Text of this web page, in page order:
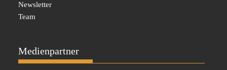
Newsletter
Team
Medienpartner